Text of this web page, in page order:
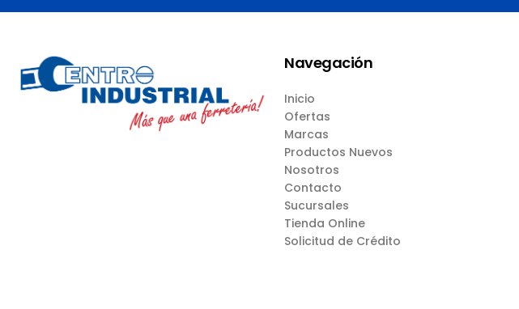
Navegación
Inicio
Ofertas
Marcas
Productos Nuevos
Nosotros
Contacto
Sucursales
Tienda Online
Solicitud de Crédito